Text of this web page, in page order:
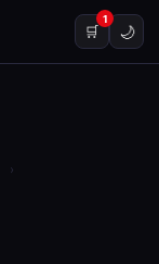
🛒
1
🌙
›